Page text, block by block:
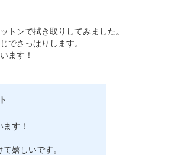
トンで拭き取りしてみました。
でさっぱりします。
ます！
す！
嬉しいです。